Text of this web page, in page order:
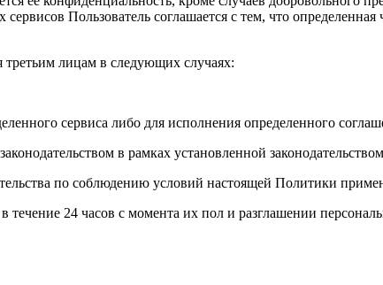
Пользователь соглашается с тем, что
лицам в следующих случаях:
сервиса либо для исполнения определенного
в рамках установленной
по соблюдению условий настоящей Политики
течение 24 часов с момента их пол и разглашении